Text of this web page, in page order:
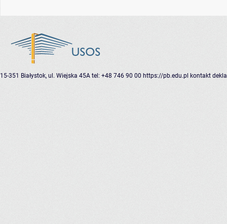
15-351 Białystok, ul. Wiejska 45A tel: +48 746 90 00 https://pb.edu.pl kontakt